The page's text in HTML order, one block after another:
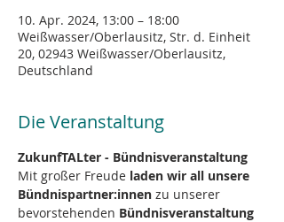
10. Apr. 2024, 13:00 – 18:00
Weißwasser/Oberlausitz, Str. d. Einheit
20, 02943 Weißwasser/Oberlausitz,
Deutschland
Die Veranstaltung
ZukunfTALter - Bündnisveranstaltung
Mit großer Freude laden wir all unsere
Bündnispartner:innen zu unserer
bevorstehenden Bündnisveranstaltung